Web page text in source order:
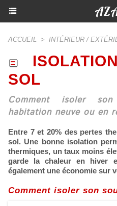
ACCUEIL > INTÉRIEUR /
SOL
Comment isoler
habitation neuve ou en
Entre 7 et 20% des pertes
sol. Une bonne isolation
thermiques, un taux moins
garde la chaleur en hiver
également une économie sur
Comment isoler son